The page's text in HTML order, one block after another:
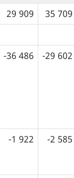
29 909 35 709
-36 486 -29 602
-1 922 -2 585